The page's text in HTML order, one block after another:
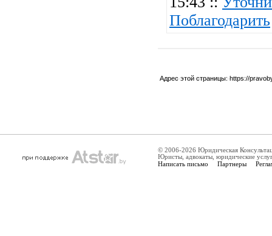
Поблагодарить
Адрес этой страницы: https://
© 2006-2026 Юридическая
Юристы, адвокаты, юридические
Написать письмо Партнеры